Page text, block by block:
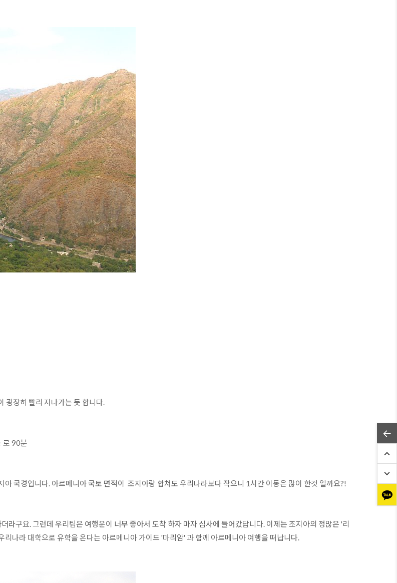
굉장히 빨리 지나가는 듯 합니다.
로 90분
국경입니다. 아르메니아 국토 면적이  조지아랑 합쳐도 우리나라보다 작으니 1시간 이동은 많이 한것 일까요?!
라구요. 그런데 우리팀은 여행운이 너무 좋아서 도착 하자 마자 심사에 들어갔답니다. 이제는 조지아의 정많은 '리
나라 대학으로 유학을 온다는 아르메니아 가이드 '마리암' 과 함께 아르메니아 여행을 떠납니다.